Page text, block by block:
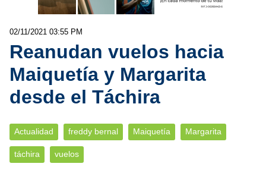
02/11/2021 03:55 PM
Reanudan vuelos hacia
Maiquetía y Margarita
desde el Táchira
Actualidad freddy bernal Maiquetía Margarita
táchira vuelos